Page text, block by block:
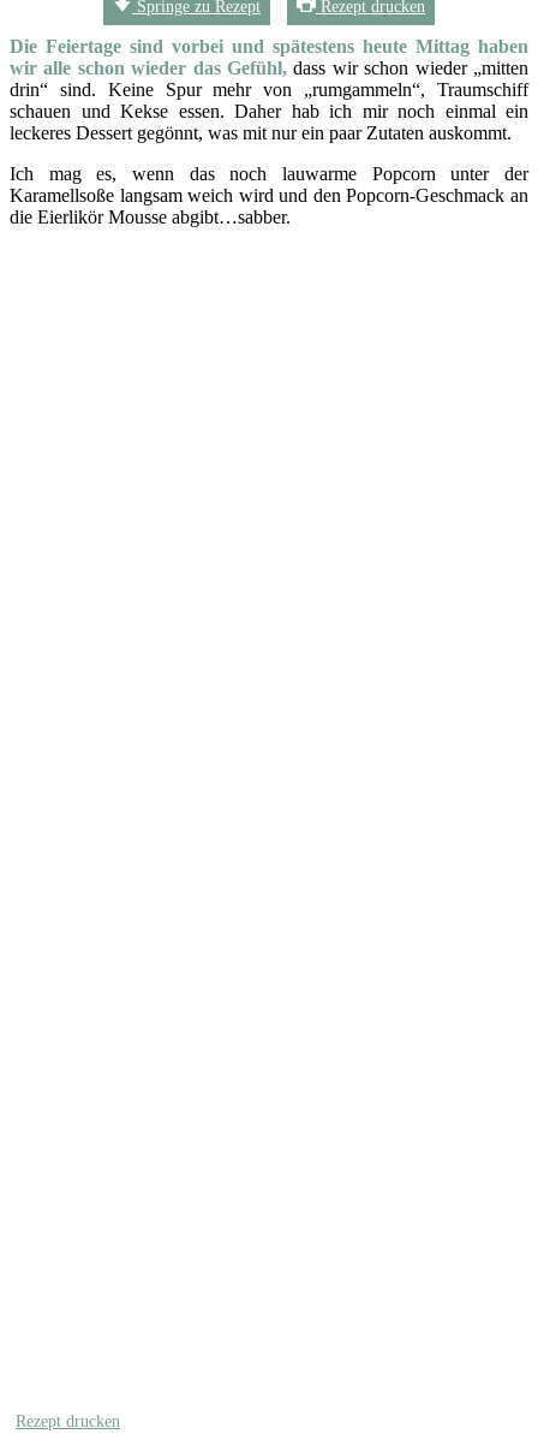
Springe zu Rezept Rezept drucken
Die Feiertage sind vorbei und spätestens heute Mittag haben
wir alle schon wieder das Gefühl, dass wir schon wieder „mitten
drin“ sind. Keine Spur mehr von „rumgammeln“, Traumschiff
schauen und Kekse essen. Daher hab ich mir noch einmal ein
leckeres Dessert gegönnt, was mit nur ein paar Zutaten auskommt.
Ich mag es, wenn das noch lauwarme Popcorn unter der
Karamellsoße langsam weich wird und den Popcorn-Geschmack an
die Eierlikör Mousse abgibt…sabber.
Rezept drucken